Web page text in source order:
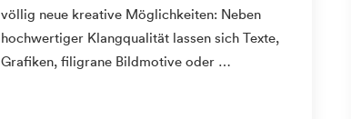
völlig neue kreative Möglichkeiten: Neben
hochwertiger Klangqualität lassen sich Texte,
Grafiken, filigrane Bildmotive oder …